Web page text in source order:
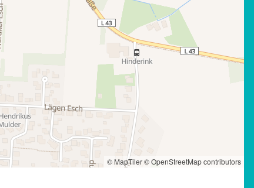
© MapTiler© OpenStreetMap contributors